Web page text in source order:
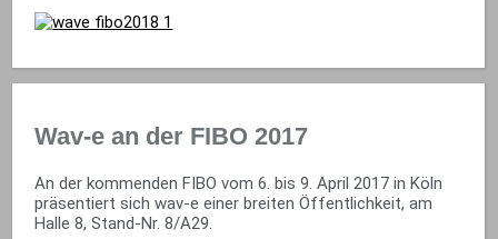
Wav-e an der FIBO 2017
An der kommenden FIBO vom 6. bis 9. April 2017 in Köln
präsentiert sich wav-e einer breiten Öffentlichkeit, am
Halle 8, Stand-Nr. 8/A29.